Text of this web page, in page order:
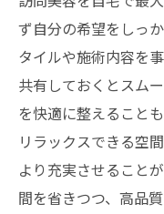
ず自分の希望をしっ
タイルや施術内容を
共有しておくとスム
を快適に整えること
リラックスできる空
より充実させること
間を省きつつ、高品